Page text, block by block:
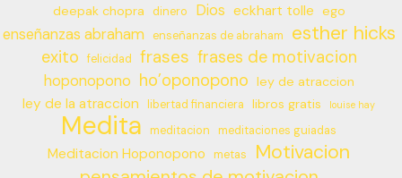
deepak chopra dinero Dios eckhart tolle ego
enseñanzas abraham enseñanzas de abraham esther hicks
exito felicidad frases frases de motivacion
hoponopono ho’oponopono ley de atraccion
ley de la atraccion libertad financiera libros gratis louise hay
Medita meditacion meditaciones guiadas
Meditacion Hoponopono metas Motivacion